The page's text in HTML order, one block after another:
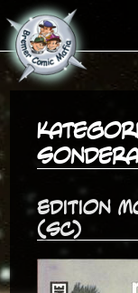
Edition
(SC)